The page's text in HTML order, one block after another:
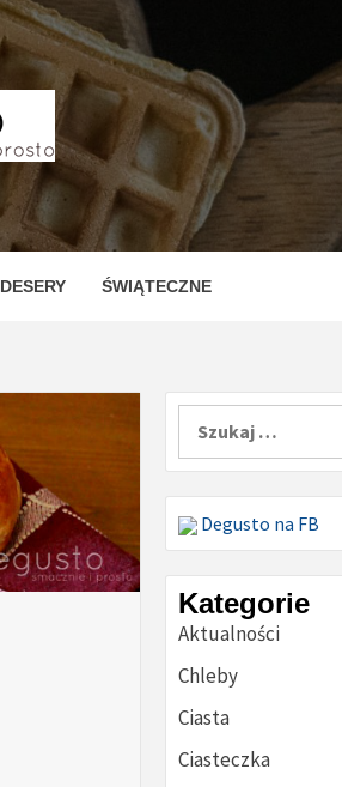
DESERY ŚWIĄTECZNE
Degusto na FB
Kategorie
Aktualności
Chleby
Ciasta
Ciasteczka